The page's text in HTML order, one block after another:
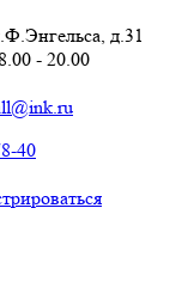
д.31
- 20.00
40